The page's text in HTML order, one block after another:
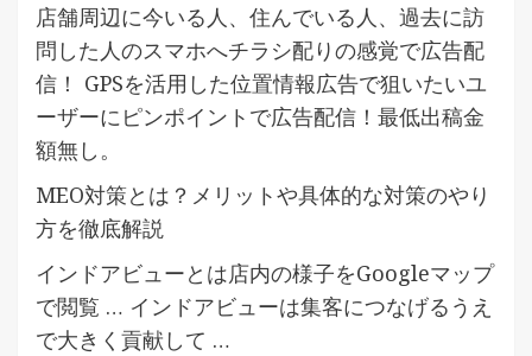
店舗周辺に今いる人、住んでいる人、過去に訪
問した人のスマホへチラシ配りの感覚で広告配
信！ GPSを活用した位置情報広告で狙いたいユ
ーザーにピンポイントで広告配信！最低出稿金
額無し。
MEO対策とは？メリットや具体的な対策のやり
方を徹底解説
インドアビューとは店内の様子をGoogleマップ
で閲覧 … インドアビューは集客につなげるうえ
で大きく貢献して …